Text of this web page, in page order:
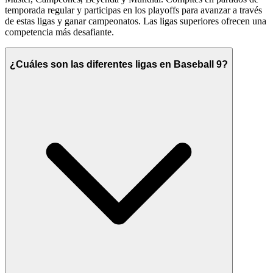
temporada regular y participas en los playoffs para avanzar a través
de estas ligas y ganar campeonatos. Las ligas superiores ofrecen una
competencia más desafiante.
¿Cuáles son las diferentes ligas en Baseball 9?